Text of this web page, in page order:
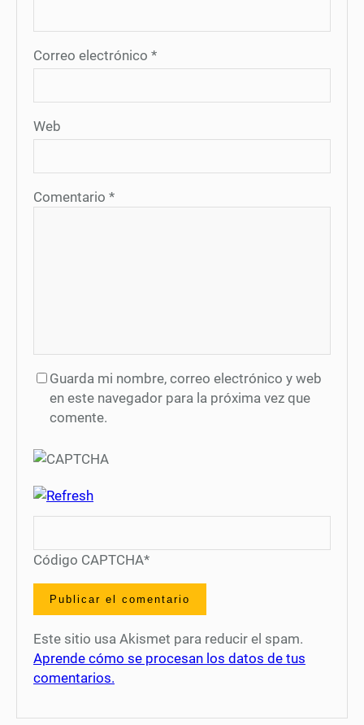
Correo electrónico *
Web
Comentario *
Guarda mi nombre, correo electrónico y web
en este navegador para la próxima vez que
comente.
Código CAPTCHA*
Este sitio usa Akismet para reducir el spam.
Aprende cómo se procesan los datos de tus
comentarios.